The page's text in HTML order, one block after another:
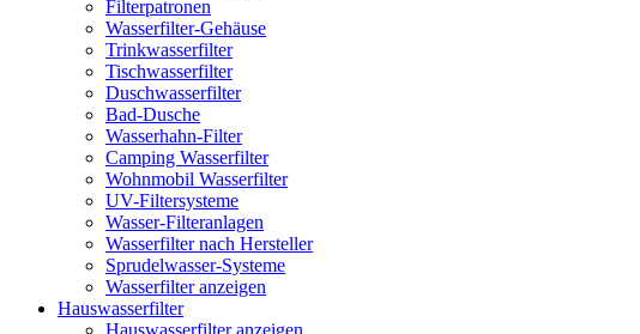
Filterpatronen
Wasserfilter-Gehäuse
Trinkwasserfilter
Tischwasserfilter
Duschwasserfilter
Bad-Dusche
Wasserhahn-Filter
Camping Wasserfilter
Wohnmobil Wasserfilter
UV-Filtersysteme
Wasser-Filteranlagen
Wasserfilter nach Hersteller
Sprudelwasser-Systeme
Wasserfilter anzeigen
Hauswasserfilter
Hauswasserfilter anzeigen